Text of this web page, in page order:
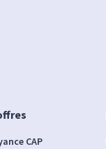
CAP